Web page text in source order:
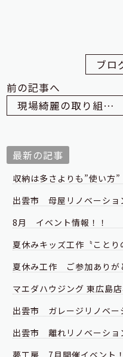
ブロ
前の記事へ
現場綺麗の取り組みについて
最新の記事
収納は多さよりも”使い方”
出雲市 母屋リノベーシ
8月 イベント情報！！
夏休みキッズ工作〝こと
夏休み工作 ご参加ありが
マエダハウジング 東広島
出雲市 ガレージリノベ
出雲市 離れリノベーシ
夢工房 7月開催イベント